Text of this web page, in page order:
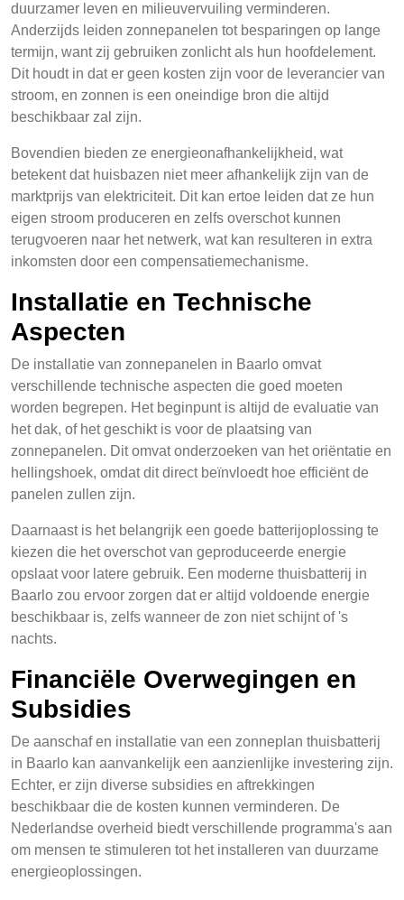
duurzamer leven en milieuvervuiling verminderen.
Anderzijds leiden zonnepanelen tot besparingen op lange
termijn, want zij gebruiken zonlicht als hun hoofdelement.
Dit houdt in dat er geen kosten zijn voor de leverancier van
stroom, en zonnen is een oneindige bron die altijd
beschikbaar zal zijn.
Bovendien bieden ze energieonafhankelijkheid, wat
betekent dat huisbazen niet meer afhankelijk zijn van de
marktprijs van elektriciteit. Dit kan ertoe leiden dat ze hun
eigen stroom produceren en zelfs overschot kunnen
terugvoeren naar het netwerk, wat kan resulteren in extra
inkomsten door een compensatiemechanisme.
Installatie en Technische
Aspecten
De installatie van zonnepanelen in Baarlo omvat
verschillende technische aspecten die goed moeten
worden begrepen. Het beginpunt is altijd de evaluatie van
het dak, of het geschikt is voor de plaatsing van
zonnepanelen. Dit omvat onderzoeken van het oriëntatie en
hellingshoek, omdat dit direct beïnvloedt hoe efficiënt de
panelen zullen zijn.
Daarnaast is het belangrijk een goede batterijoplossing te
kiezen die het overschot van geproduceerde energie
opslaat voor latere gebruik. Een moderne thuisbatterij in
Baarlo zou ervoor zorgen dat er altijd voldoende energie
beschikbaar is, zelfs wanneer de zon niet schijnt of 's
nachts.
Financiële Overwegingen en
Subsidies
De aanschaf en installatie van een zonneplan thuisbatterij
in Baarlo kan aanvankelijk een aanzienlijke investering zijn.
Echter, er zijn diverse subsidies en aftrekkingen
beschikbaar die de kosten kunnen verminderen. De
Nederlandse overheid biedt verschillende programma's aan
om mensen te stimuleren tot het installeren van duurzame
energieoplossingen.